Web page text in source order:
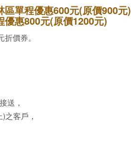
單程優惠600元(原價900元)
惠800元(原價1200元)
價券。
送，
之客戶，